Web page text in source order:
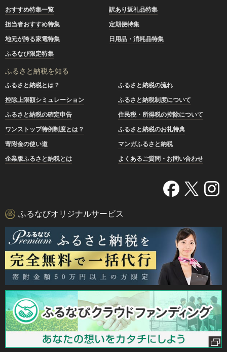
おすすめ特集一覧
訳あり返礼品特集
担当者おすすめ特集
定期便特集
地元が誇る家電特集
日用品・消耗品特集
ふるなび限定特集
ふるさと納税を知る
ふるさと納税とは？
ふるさと納税の流れ
控除上限額シミュレーション
ふるさと納税制度について
ふるさと納税の確定申告
住民税・所得税の控除について
ワンストップ特例制度とは？
ふるさと納税のお礼特典
寄附金の使い道
マンガふるさと納税
企業版ふるさと納税とは
よくあるご質問・お問い合わせ
ふるなびオリジナルサービス